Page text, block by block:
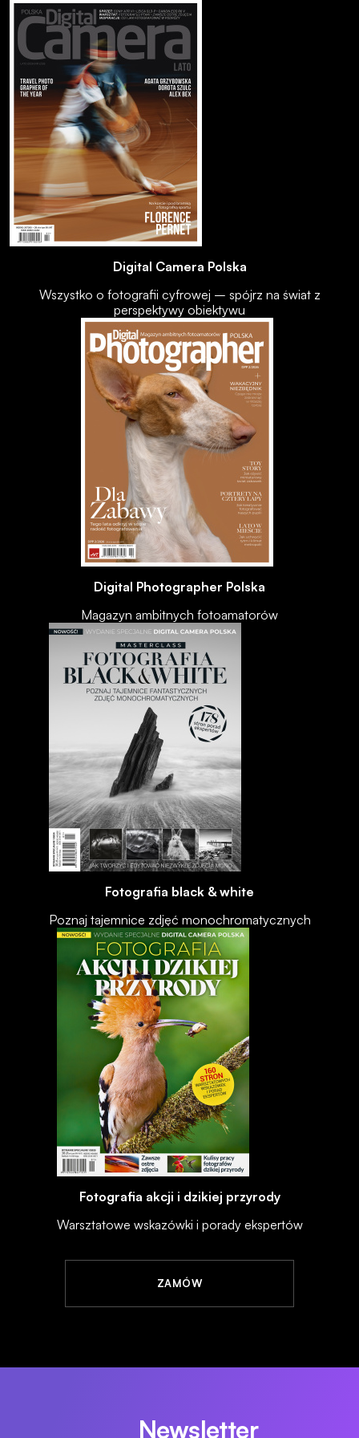
Digital Camera Polska
Wszystko o fotografii cyfrowej – spójrz na świat z
perspektywy obiektywu
Digital Photographer Polska
Magazyn ambitnych fotoamatorów
Fotografia black & white
Poznaj tajemnice zdjęć monochromatycznych
Fotografia akcji i dzikiej przyrody
Warsztatowe wskazówki i porady ekspertów
ZAMÓW
Newsletter